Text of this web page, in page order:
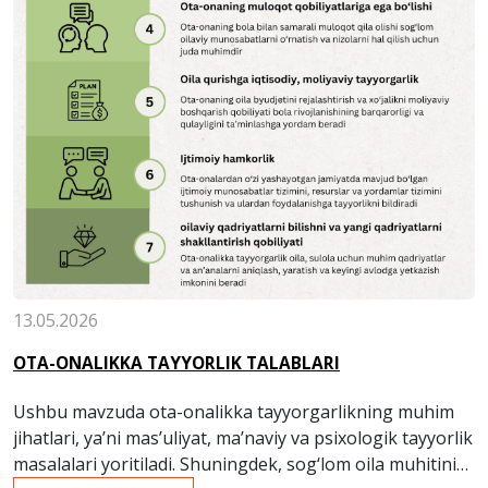
13.05.2026
OTA-ONALIKKA TAYYORLIK TALABLARI
Ushbu mavzuda ota-onalikka tayyorgarlikning muhim
jihatlari, ya’ni mas’uliyat, ma’naviy va psixologik tayyorlik
masalalari yoritiladi. Shuningdek, sog‘lom oila muhitini